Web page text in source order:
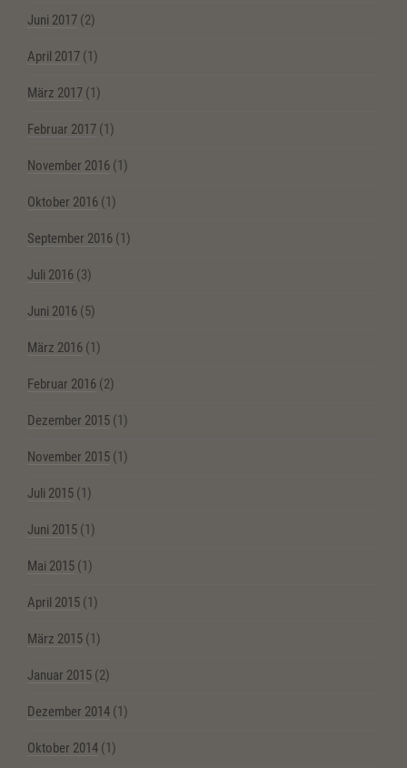
Juni 2017 (2)
April 2017 (1)
März 2017 (1)
Februar 2017 (1)
November 2016 (1)
Oktober 2016 (1)
September 2016 (1)
Juli 2016 (3)
Juni 2016 (5)
März 2016 (1)
Februar 2016 (2)
Dezember 2015 (1)
November 2015 (1)
Juli 2015 (1)
Juni 2015 (1)
Mai 2015 (1)
April 2015 (1)
März 2015 (1)
Januar 2015 (2)
Dezember 2014 (1)
Oktober 2014 (1)